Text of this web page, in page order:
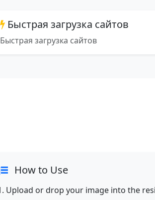
Быстрая загрузка сайтов
Быстрая загрузка сайтов
How to Use
Upload or drop your image into the